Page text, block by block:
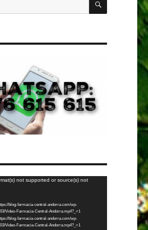
not supported or source(s) not
blog-farmacia-central-andorra.com/wp-
Video-Farmacia-Central-Andorra.mp4?_=1
blog-farmacia-central-andorra.com/wp-
Video-Farmacia-Central-Andorra.mp4?_=1